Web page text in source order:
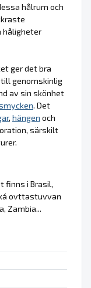
hålrum och
håligheter
ger det bra
genomskinlig
av sin skönhet
. Det
, hängen och
särskilt
finns i Brasil,
ovttastuvvan
Zambia...